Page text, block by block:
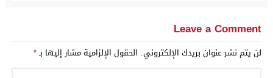
Leave a Comment
لن يتم نشر عنوان بريدك الإلكتروني. الحقول الإلزامية مشار إليها بـ*